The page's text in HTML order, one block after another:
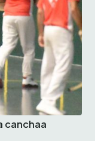
canchaa